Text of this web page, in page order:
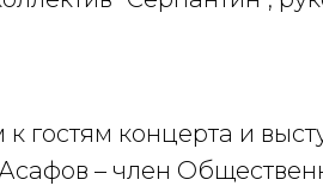
к гостям концерта и
– член